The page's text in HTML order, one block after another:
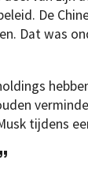
De
Dat was
tijdens